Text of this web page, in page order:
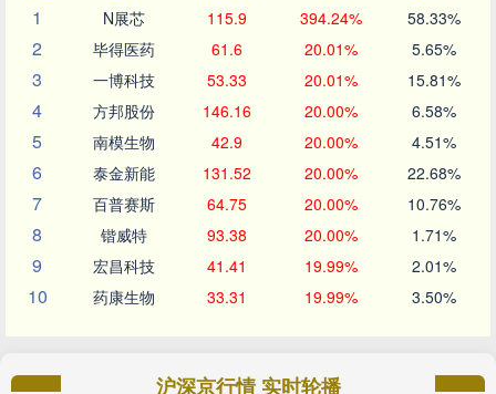
1
N展芯 115.9 394.24% 58.33%
2 毕得医药 61.6 20.01% 5.65%
3 一博科技 53.33 20.01% 15.81%
4 方邦股份 146.16 20.00% 6.58%
5 南模生物 42.9 20.00% 4.51%
6 泰金新能 131.52 20.00% 22.68%
7 百普赛斯 64.75 20.00% 10.76%
8 锴威特 93.38 20.00% 1.71%
9 宏昌科技 41.41 19.99% 2.01%
10 药康生物 33.31 19.99% 3.50%
沪深京行情 实时轮播